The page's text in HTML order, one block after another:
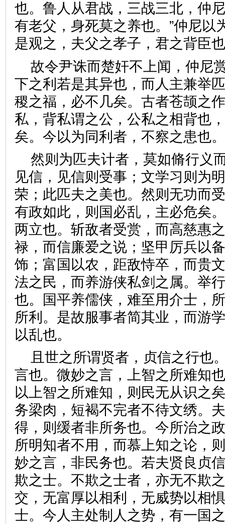
也。鲁人从君战，三战三北，仲
有老父，身死莫之养也。”仲尼以
是观之，夫父之孝子，君之
故令尹诛而楚奸不上闻，仲尼
下之利若是其异也，而人主兼举
稷之福，必不几矣。古者苍颉之
私，背私谓之公，公私之相背也
矣。今以为同利者，不察之
然则为匹夫计者，莫如脩行义
见信，见信则受事；文学习则为
荣；此匹夫之美也。然则无功而
有政如此，则国必乱，主必危矣
两立也。斩敌者受赏，而高慈惠
禄，而信廉爱之说；坚甲厉兵以
饰；富国以农，距敌恃卒，而贵
法之民，而养游侠私剑之属。举
也。国平养儒侠，难至用介士，
所利。是故服事者简其业，而游
以乱也。
且世之所谓贤者，贞信之行也
言也。微妙之言，上智之所难知
以上智之所难知，则民无从识之
务梁肉，短褐不完者不待文绣。
得，则缓者非所务也。今所治之
所明知者不用，而慕上知之论，
妙之言，非民务也。若夫贤良贞
欺之士。不欺之士者，亦无不欺
交，无富厚以相利，无威势以相
士。今人主处制人之势，有一国